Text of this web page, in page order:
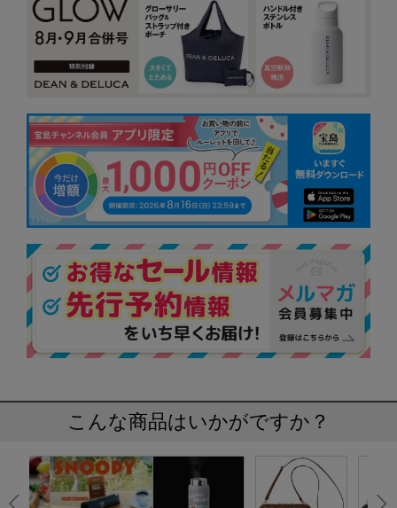
こんな商品はいかがですか？